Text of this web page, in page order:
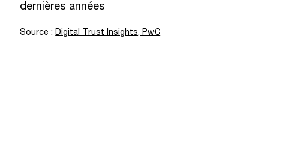
dernières années
Source :Digital Trust Insights, PwC